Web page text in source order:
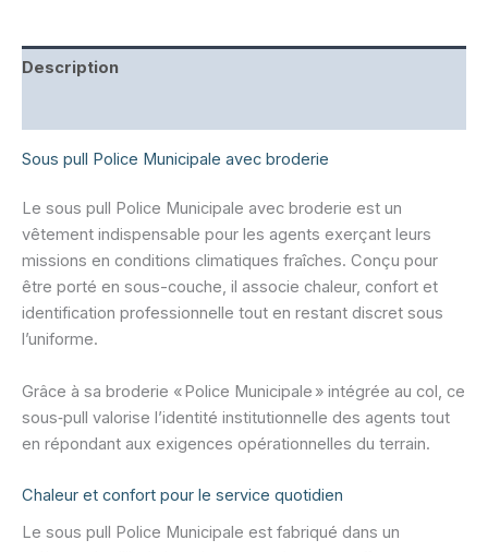
Description
Sous pull Police Municipale avec broderie
Le sous pull Police Municipale avec broderie est un
vêtement indispensable pour les agents exerçant leurs
missions en conditions climatiques fraîches. Conçu pour
être porté en sous-couche, il associe chaleur, confort et
identification professionnelle tout en restant discret sous
l’uniforme.
Grâce à sa broderie « Police Municipale » intégrée au col, ce
sous‑pull valorise l’identité institutionnelle des agents tout
en répondant aux exigences opérationnelles du terrain.
Chaleur et confort pour le service quotidien
Le sous pull Police Municipale est fabriqué dans un